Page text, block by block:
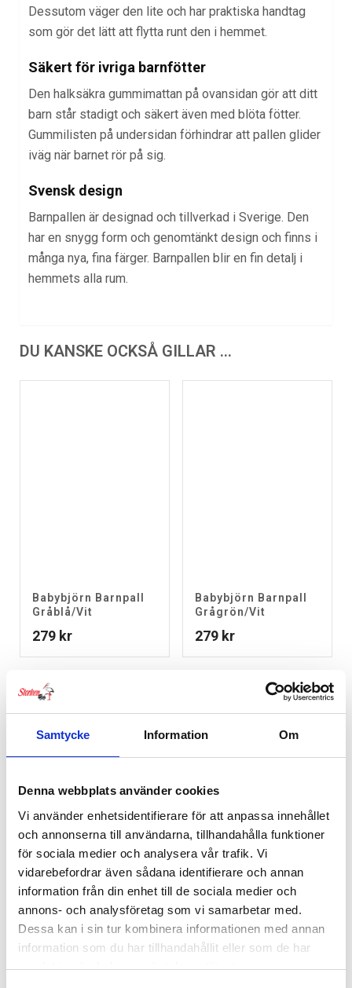
Samtycke Information Om
Denna webbplats använder cookies
Vi använder enhetsidentifierare för att anpassa innehållet
och annonserna till användarna, tillhandahålla funktioner
för sociala medier och analysera vår trafik. Vi
vidarebefordrar även sådana identifierare och annan
information från din enhet till de sociala medier och
annons- och analysföretag som vi samarbetar med.
Dessa kan i sin tur kombinera informationen med annan
information som du har tillhandahållit eller som de har
samlat in när du har använt deras tjänster.
Dessutom väger den lite och har praktiska handtag
som gör det lätt att flytta runt den i hemmet.
Säkert för ivriga barnfötter
Den halksäkra gummimattan på ovansidan gör att ditt
barn står stadigt och säkert även med blöta fötter.
Gummilisten på undersidan förhindrar att pallen glider
iväg när barnet rör på sig.
Svensk design
Barnpallen är designad och tillverkad i Sverige. Den
har en snygg form och genomtänkt design och finns i
många nya, fina färger. Barnpallen blir en fin detalj i
hemmets alla rum.
DU KANSKE OCKSÅ GILLAR …
Babybjörn Barnpall
Gråblå/Vit
279 kr
Babybjörn Barnpall
Grågrön/Vit
279 kr
RELATERADE PRODUKTER